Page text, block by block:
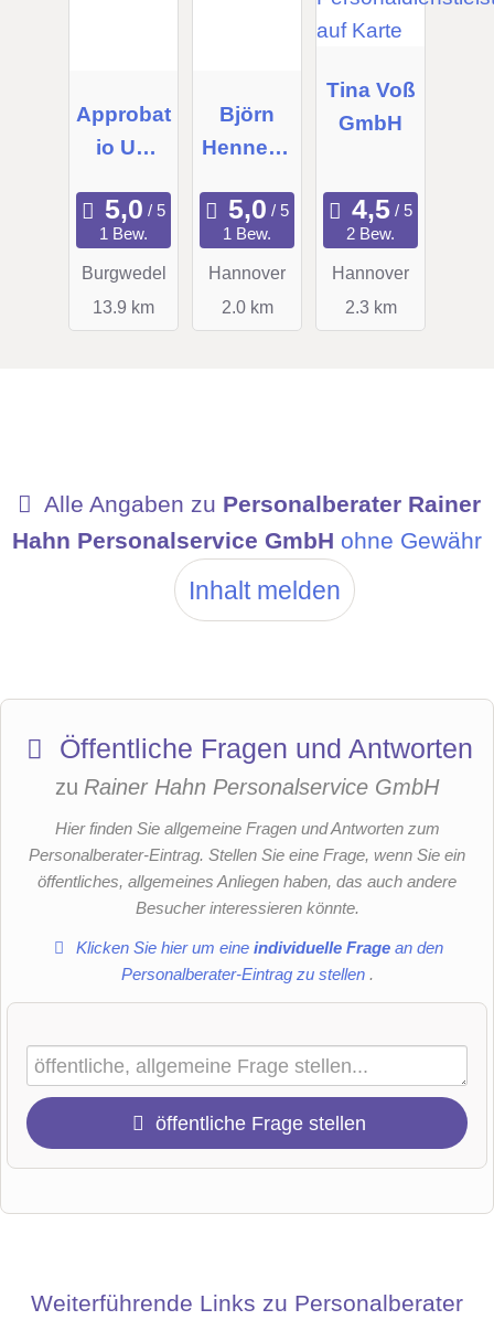
Approbat
io UG
beschrän
kt)
1 Bew.
Burgwedel
13.9 km
Björn
Henneke
1 Bew.
Hannover
2.0 km
Tina Voß
GmbH
2 Bew.
Hannover
2.3 km
Alle Angaben zu Personalberater Rainer
Hahn Personalservice GmbH ohne Gewähr
Inhalt melden
Öffentliche Fragen und Antworten
zu Rainer Hahn Personalservice GmbH
Hier finden Sie allgemeine Fragen und Antworten zum
Personalberater-Eintrag. Stellen Sie eine Frage, wenn Sie ein
öffentliches, allgemeines Anliegen haben, das auch andere
Besucher interessieren könnte.
Klicken Sie hier um eineindividuelle Frage an den
Personalberater-Eintrag zu stellen .
öffentliche Frage stellen
Name
Weiterführende Links zu Personalberater